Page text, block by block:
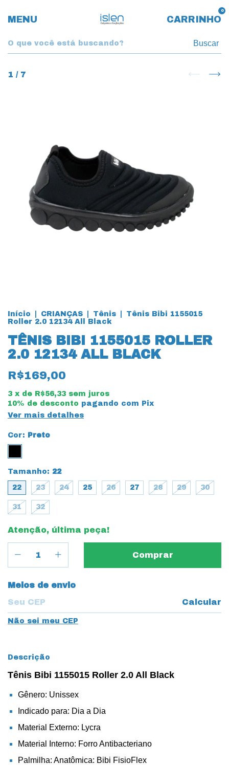
MENU CARRINHO
0
Buscar
1 / 7
Início CRIANÇAS Tênis
Tênis Bibi 1155015
Roller 2.0 12134 All Black
TÊNIS BIBI 1155015 ROLLER
2.0 12134 ALL BLACK
R$169,00
3 x de R$56,33 sem juros
10% de desconto pagando com Pix
Ver mais detalhes
Cor: Preto
Tamanho: 22
22 23 24 25 26 27 28 29 30
31 32
Atenção, última peça!
Entregas para o CEP:
Meios de envio
Calcular
Não sei meu CEP
Descrição
Tênis Bibi 1155015 Roller 2.0 All Black
Gênero: Unissex
Indicado para: Dia a Dia
Material Externo: Lycra
Material Interno: Forro Antibacteriano
Palmilha: Anatômica: Bibi FisioFlex